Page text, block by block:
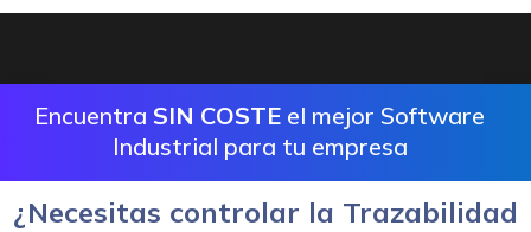
Encuentra SIN COSTE el mejor Software
Industrial para tu empresa
¿Necesitas controlar la Trazabilidad